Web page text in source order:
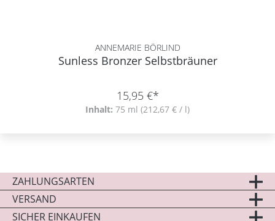
ANNEMARIE BÖRLIND
Sunless Bronzer Selbstbräuner
15,95 €*
Inhalt: 75 ml (212,67 € / l)
ZAHLUNGSARTEN
VERSAND
SICHER EINKAUFEN